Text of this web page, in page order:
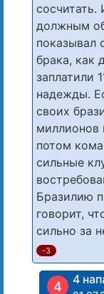
сосчитать.
должным
показывал
брака, как
заплатили
надежды.
своих
миллионов
потом
сильные
Бразилию
говорит,
сильно за
-3
4 4